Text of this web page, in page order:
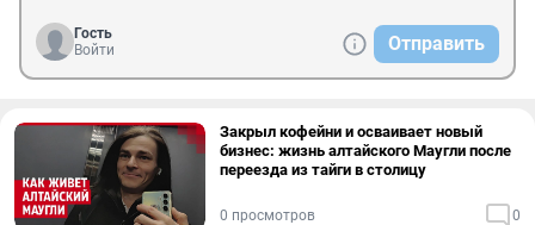
Гость
Войти
Отправить
Закрыл кофейни и осваивает новый
бизнес: жизнь алтайского Маугли после
переезда из тайги в столицу
0 просмотров 0